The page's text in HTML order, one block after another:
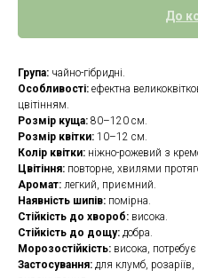
До
Група: чайно-гібридні.
Особливості: ефектна
цвітінням.
Розмір куща: 80–120 см.
Розмір квітки: 10–12 см.
Колір квітки: ніжно-рожевий з
Цвітіння: повторне, хвилями
Аромат: легкий, приємний.
Наявність шипів: помірна.
Стійкість до хвороб: висока.
Стійкість до дощу: добра.
Морозостійкість: висока,
Застосування: для клумб, розаріїв,